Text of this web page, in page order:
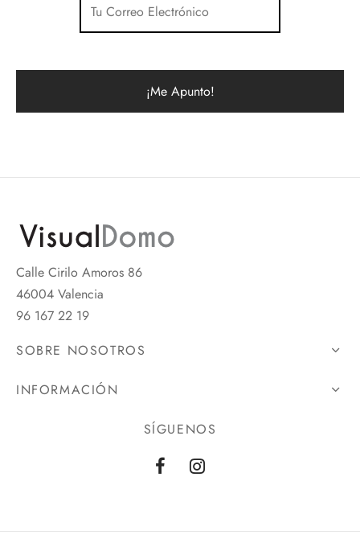
Calle Cirilo Amoros 86
46004 Valencia
96 167 22 19
SOBRE NOSOTROS
INFORMACIÓN
SÍGUENOS